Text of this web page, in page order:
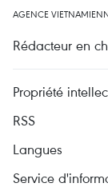
AGENCE
Rédacteur en
Propriété
RSS
Langues
Service